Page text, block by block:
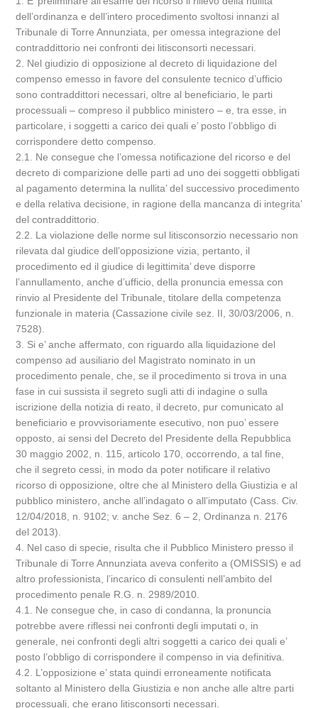
dell’ordinanza e dell’intero procedimento svoltosi innanzi al
Tribunale di Torre Annunziata, per omessa integrazione del
contraddittorio nei confronti dei litisconsorti necessari.
2. Nel giudizio di opposizione al decreto di liquidazione del
compenso emesso in favore del consulente tecnico d’ufficio
sono contraddittori necessari, oltre al beneficiario, le parti
processuali – compreso il pubblico ministero – e, tra esse, in
particolare, i soggetti a carico dei quali e’ posto l’obbligo di
corrispondere detto compenso.
2.1. Ne consegue che l’omessa notificazione del ricorso e del
decreto di comparizione delle parti ad uno dei soggetti obbligati
al pagamento determina la nullita’ del successivo procedimento
e della relativa decisione, in ragione della mancanza di integrita’
del contraddittorio.
2.2. La violazione delle norme sul litisconsorzio necessario non
rilevata dal giudice dell’opposizione vizia, pertanto, il
procedimento ed il giudice di legittimita’ deve disporre
l’annullamento, anche d’ufficio, della pronuncia emessa con
rinvio al Presidente del Tribunale, titolare della competenza
funzionale in materia (Cassazione civile sez. II, 30/03/2006, n.
7528).
3. Si e’ anche affermato, con riguardo alla liquidazione del
compenso ad ausiliario del Magistrato nominato in un
procedimento penale, che, se il procedimento si trova in una
fase in cui sussista il segreto sugli atti di indagine o sulla
iscrizione della notizia di reato, il decreto, pur comunicato al
beneficiario e provvisoriamente esecutivo, non puo’ essere
opposto, ai sensi del Decreto del Presidente della Repubblica
30 maggio 2002, n. 115, articolo 170, occorrendo, a tal fine,
che il segreto cessi, in modo da poter notificare il relativo
ricorso di opposizione, oltre che al Ministero della Giustizia e al
pubblico ministero, anche all’indagato o all’imputato (Cass. Civ.
12/04/2018, n. 9102; v. anche Sez. 6 – 2, Ordinanza n. 2176
del 2013).
4. Nel caso di specie, risulta che il Pubblico Ministero presso il
Tribunale di Torre Annunziata aveva conferito a (OMISSIS) e ad
altro professionista, l’incarico di consulenti nell’ambito del
procedimento penale R.G. n. 2989/2010.
4.1. Ne consegue che, in caso di condanna, la pronuncia
potrebbe avere riflessi nei confronti degli imputati o, in
generale, nei confronti degli altri soggetti a carico dei quali e’
posto l’obbligo di corrispondere il compenso in via definitiva.
4.2. L’opposizione e’ stata quindi erroneamente notificata
soltanto al Ministero della Giustizia e non anche alle altre parti
processuali, che erano litisconsorti necessari.